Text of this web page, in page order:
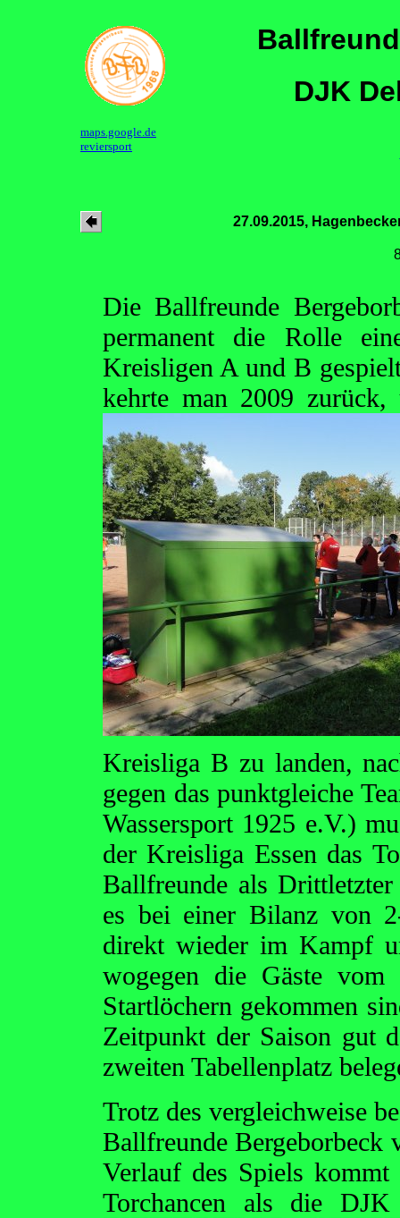
DJK
maps.google.de
reviersport
27.09.2015,
Die Ballfreunde
permanent die Rolle
Kreisligen A und B
kehrte man 2009
Kreisliga B zu landen,
gegen das punktgleiche
Wassersport 1925 e.V.)
der Kreisliga Essen das
Ballfreunde als
es bei einer Bilanz von
direkt wieder im Kampf
wogegen die Gäste
Startlöchern gekommen
Zeitpunkt der Saison gut
zweiten Tabellenplatz
Trotz des vergleichweise
Ballfreunde
Verlauf des Spiels kommt
Torchancen als die